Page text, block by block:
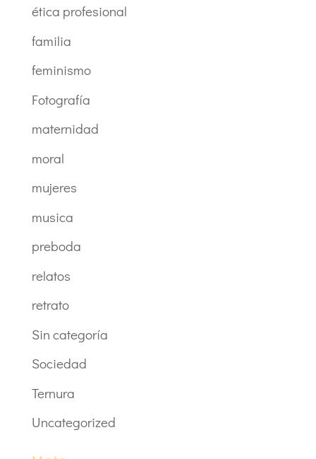
ética profesional
familia
feminismo
Fotografía
maternidad
moral
mujeres
musica
preboda
relatos
retrato
Sin categoría
Sociedad
Ternura
Uncategorized